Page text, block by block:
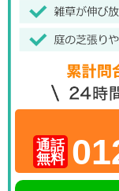
通話
無料